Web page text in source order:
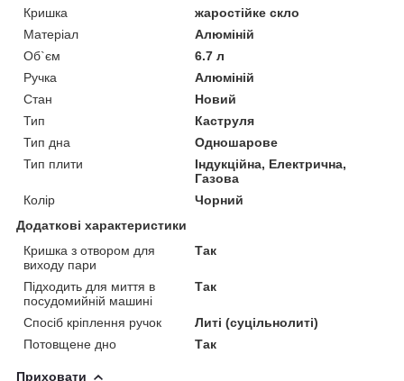
Кришка
жаростійке скло
Матеріал
Алюміній
Об`єм
6.7 л
Ручка
Алюміній
Стан
Новий
Тип
Каструля
Тип дна
Одношарове
Тип плити
Індукційна, Електрична,
Газова
Колір
Чорний
Додаткові характеристики
Кришка з отвором для
виходу пари
Так
Підходить для миття в
посудомийній машині
Так
Спосіб кріплення ручок
Литі (суцільнолиті)
Потовщене дно
Так
Приховати